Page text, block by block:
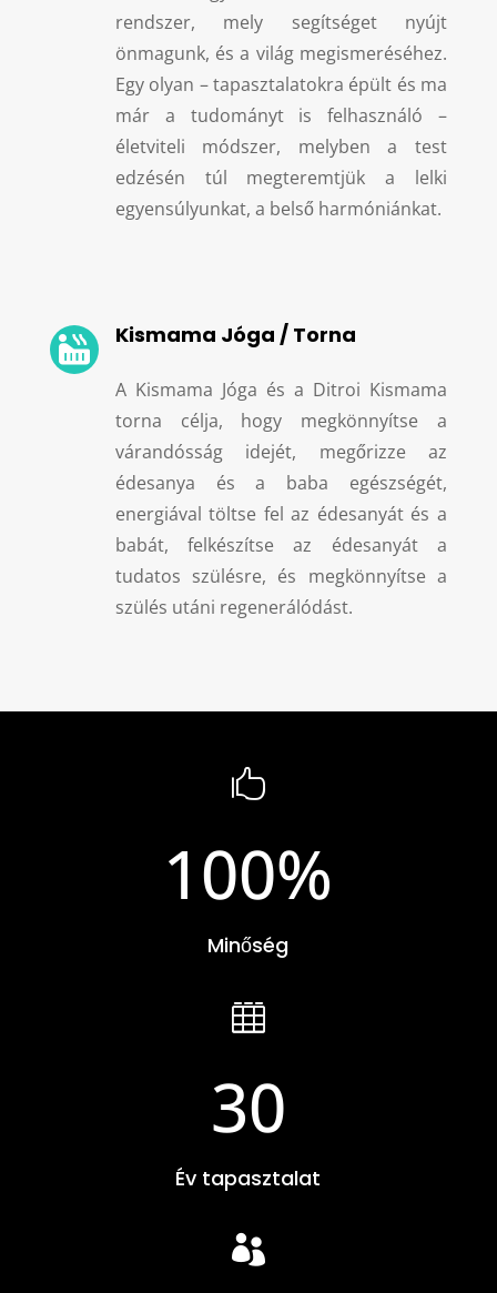
rendszer, mely segítséget nyújt
önmagunk, és a világ megismeréséhez.
Egy olyan – tapasztalatokra épült és ma
már a tudományt is felhasználó –
életviteli módszer, melyben a test
edzésén túl megteremtjük a lelki
egyensúlyunkat, a belső harmóniánkat.
 Kismama Jóga / Torna
A Kismama Jóga és a Ditroi Kismama
torna célja, hogy megkönnyítse a
várandósság idejét, megőrizze az
édesanya és a baba egészségét,
energiával töltse fel az édesanyát és a
babát, felkészítse az édesanyát a
tudatos szülésre, és megkönnyítse a
szülés utáni regenerálódást.

100%
Minőség

30
Év tapasztalat
